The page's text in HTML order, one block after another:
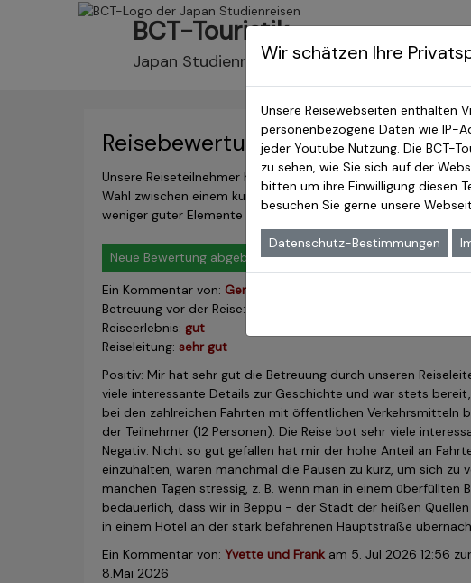
BCT-Touristik
Japan Studienreisen
Reisebewertungen unserer
Unsere Reiseteilnehmer haben die Möglichkeit eine
Wahl zwischen einem kurzen Kommentar und einem
weniger guter Elemente
Neue Bewertung abgeben
Ein Kommentar von: Gerhard S.
zur
Betreuung vor der Reise:
Reiseerlebnis: gut
Reiseleitung: sehr gut
Positiv: Mir hat sehr gut die Betreuung durch unseren
viele interessante Details zur Geschichte und war stets
bei den zahlreichen Fahrten mit öffentlichen Verkehrsmitteln
der Teilnehmer (12 Personen). Die Reise bot sehr viele
Negativ: Nicht so gut gefallen hat mir der hohe Anteil an
einzuhalten, waren manchmal die Pausen zu kurz, um sich
manchen Tagen stressig, z. B. wenn man in einem
bedauerlich, dass wir in Beppu - der Stadt der heißen
in einem Hotel an der stark befahrenen Hauptstraße
Ein Kommentar von: Yvette und Frankam 5. Jul 2026 12:56
8.Mai 2026
Wir schätzen Ihre
Unsere Reisewebseiten enthalten
personenbezogene Daten wie IP-
jeder Youtube Nutzung. Die BCT-
zu sehen, wie Sie sich auf der
bitten um ihre Einwilligung diesen
besuchen Sie gerne unsere
Datenschutz-Bestimmungen